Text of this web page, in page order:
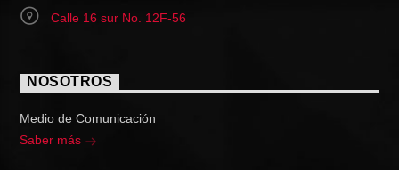
Calle 16 sur No. 12F-56
NOSOTROS
Medio de Comunicación
Saber más